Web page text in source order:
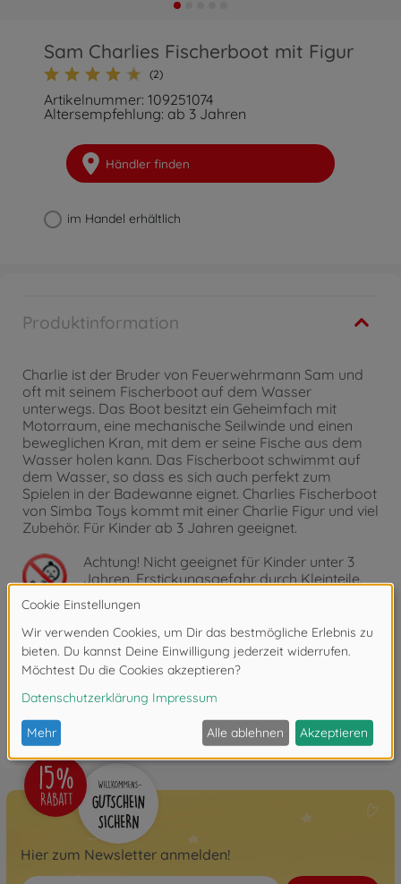
Sam Charlies Fischerboot mit Figur
(2)
Artikelnummer: 109251074
Altersempfehlung: ab 3 Jahren
Händler finden
im Handel erhältlich
Produktinformation
Charlie ist der Bruder von Feuerwehrmann Sam und
oft mit seinem Fischerboot auf dem Wasser
unterwegs. Das Boot besitzt ein Geheimfach mit
Motorraum, eine mechanische Seilwinde und einen
beweglichen Kran, mit dem er seine Fische aus dem
Wasser holen kann. Das Fischerboot schwimmt auf
dem Wasser, so dass es sich auch perfekt zum
Spielen in der Badewanne eignet. Charlies Fischerboot
von Simba Toys kommt mit einer Charlie Figur und viel
Zubehör. Für Kinder ab 3 Jahren geeignet.
Achtung! Nicht geeignet für Kinder unter 3
Jahren. Erstickungsgefahr durch Kleinteile.
Bewertungen (2)
FAQ
Hier zum Newsletter anmelden!